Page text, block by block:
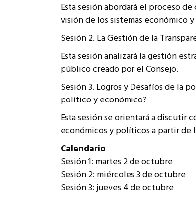
Esta sesión abordará el proceso
visión de los sistemas económico
Sesión 2. La Gestión de la
Esta sesión analizará la gestión
público creado por el Consejo.
Sesión 3. Logros y Desafíos de la
político y económico?
Esta sesión se orientará a discutir
económicos y políticos a partir de
Calendario
Sesión 1: martes 2 de octubre
Sesión 2: miércoles 3 de octubre
Sesión 3: jueves 4 de octubre